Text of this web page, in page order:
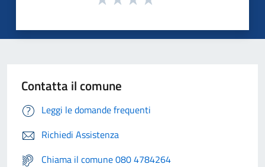
Contatta il comune
Leggi le domande frequenti
Richiedi Assistenza
Chiama il comune 080 4784264